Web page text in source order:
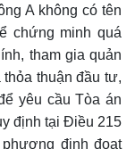
A không có tên
chứng minh quá
tham gia quản
thuận đầu tư,
yêu cầu Tòa án
định tại Điều 215
định đoạt